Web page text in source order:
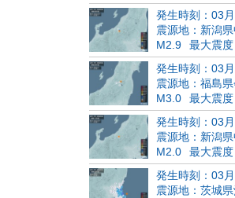
発生時刻：03
震源地：新潟
M2.9
最大震
発生時刻：03
震源地：福島
M3.0
最大震度
発生時刻：03
震源地：新潟
M2.0
最大震度
発生時刻：03
震源地：茨城県